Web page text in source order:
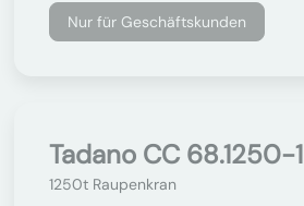
Nur für Geschäftskunden
Tadano CC 68.1250-1
1250t Raupenkran